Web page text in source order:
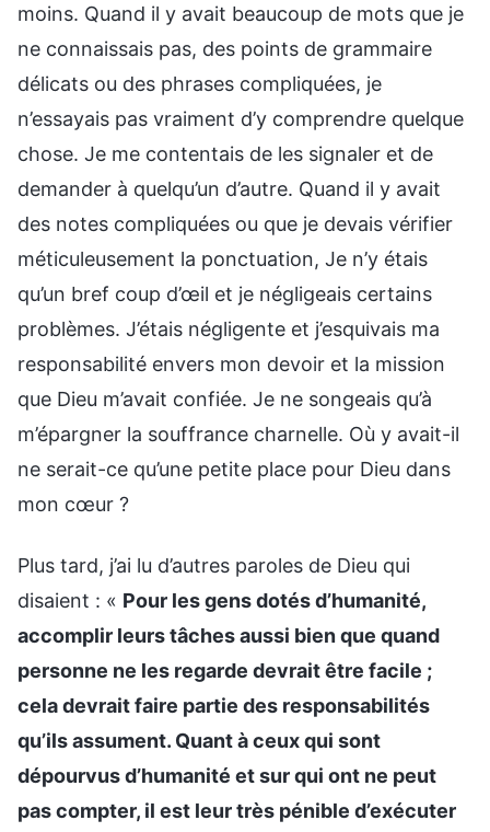
moins. Quand il y avait beaucoup de mots que je
ne connaissais pas, des points de grammaire
délicats ou des phrases compliquées, je
n’essayais pas vraiment d’y comprendre quelque
chose. Je me contentais de les signaler et de
demander à quelqu’un d’autre. Quand il y avait
des notes compliquées ou que je devais vérifier
méticuleusement la ponctuation, Je n’y étais
qu’un bref coup d’œil et je négligeais certains
problèmes. J’étais négligente et j’esquivais ma
responsabilité envers mon devoir et la mission
que Dieu m’avait confiée. Je ne songeais qu’à
m’épargner la souffrance charnelle. Où y avait-il
ne serait-ce qu’une petite place pour Dieu dans
mon cœur ?
Plus tard, j’ai lu d’autres paroles de Dieu qui
disaient : « Pour les gens dotés d’humanité,
accomplir leurs tâches aussi bien que quand
personne ne les regarde devrait être facile ;
cela devrait faire partie des responsabilités
qu’ils assument. Quant à ceux qui sont
dépourvus d’humanité et sur qui ont ne peut
pas compter, il est leur très pénible d’exécuter